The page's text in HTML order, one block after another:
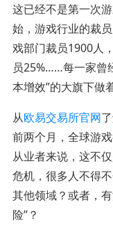
这已经不是第一次
始，游戏行业的裁
戏部门裁员1900人
员25%……每一家曾
本增效”的大旗下做
从欧易交易所官网
前两个月，全球游
从业者来说，这不
危机，很多人不得
其他领域？或者，
险”？